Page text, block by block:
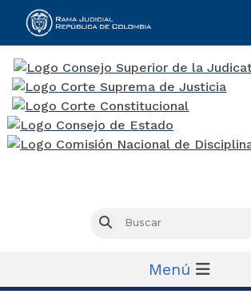
Buscar
Menú